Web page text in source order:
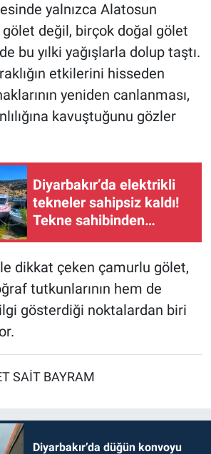
yalnızca Alatosun
gölet değil, birçok doğal gölet
bu yılki yağışlarla dolup taştı.
etkilerini hisseden
yeniden canlanması,
kavuştuğunu gözler
Diyarbakır’da elektrikli
tekneler sahipsiz kaldı!
Tekne sahibinden
dikkat çeken çamurlu gölet,
tutkunlarının hem de
gösterdiği noktalardan biri
SAİT BAYRAM
Diyarbakır’da düğün konvoyu